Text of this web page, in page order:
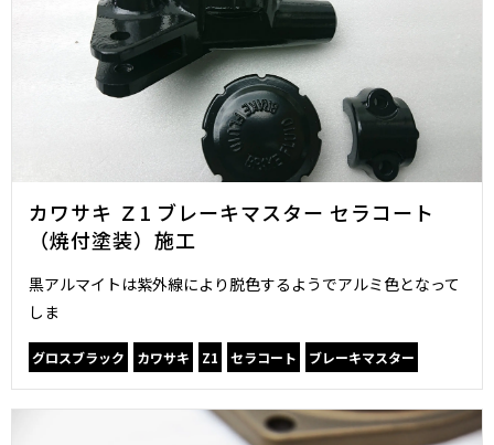
カワサキ Ｚ1 ブレーキマスター セラコート
（焼付塗装）施工
黒アルマイトは紫外線により脱色するようでアルミ色となって
しま
グロスブラック カワサキ Z1 セラコート ブレーキマスター